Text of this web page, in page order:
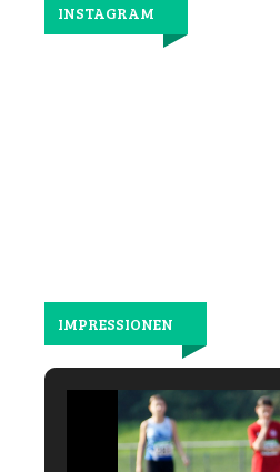
INSTAGRAM
IMPRESSIONEN